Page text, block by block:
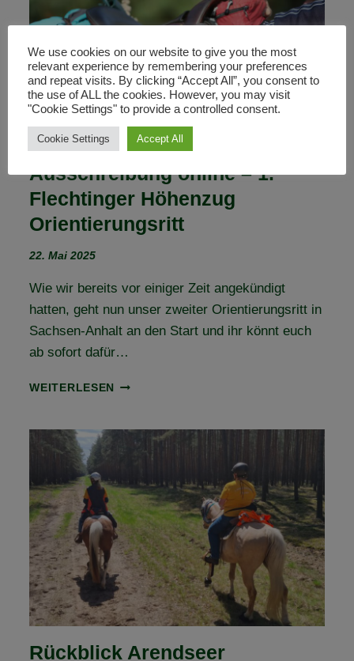
(VEREINS-)TÜR
Ausschreibung online – 1.
Flechtinger Höhenzug
Orientierungsritt
22. Mai 2025
Wie wir bereits vor einiger Zeit angekündigt
hatten, geht nun unser zweiter Orientierungsritt in
Sachsen-Anhalt an den Start und ihr könnt euch
ab sofort dafür…
WEITERLESEN
AUSSCHREIBUNG
1.
FLECHTINGER
ORIENTIERUNGSRITT
Rückblick Arendseer
We use cookies on our website to give you the most
relevant experience by remembering your preferences
and repeat visits. By clicking “Accept All”, you consent to
the use of ALL the cookies. However, you may visit
"Cookie Settings" to provide a controlled consent.
Cookie Settings Accept All